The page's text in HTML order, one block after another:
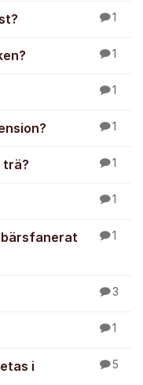
1
1
1
1
trä? 1
1
1
3
1
i
5